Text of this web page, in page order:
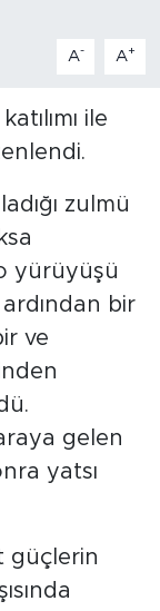
A- A+
ile
zulmü
yürüyüşü
bir
ve
gelen
yatsı
güçlerin